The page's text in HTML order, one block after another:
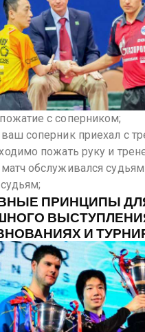
с соперником;
соперник приехал с
пожать руку и
обслуживался
ПРИНЦИПЫ
И